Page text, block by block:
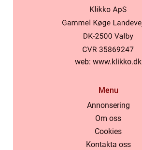
web: www.klikko.dk
Menu
Annonsering
Om oss
Cookies
Kontakta oss